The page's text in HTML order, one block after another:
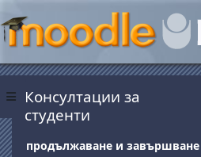
Страничен панел
Блокове
Консултации за
студенти
продължаване и завършване